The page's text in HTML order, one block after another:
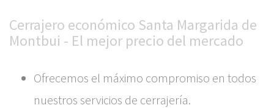
Cerrajero económico Santa Margarida de
Montbui - El mejor precio del mercado
Ofrecemos el máximo compromiso en todos
nuestros servicios de cerrajería.